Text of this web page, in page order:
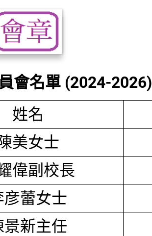
會名單 (2024-2026)
姓名
美女士
偉副校長
彦蕾女士
景新主任